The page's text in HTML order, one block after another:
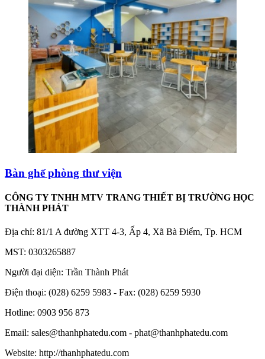
Bàn ghế phòng thư viện
CÔNG TY TNHH MTV TRANG THIẾT BỊ TRƯỜNG HỌC
THÀNH PHÁT
Địa chỉ: 81/1 A đường XTT 4-3, Ấp 4, Xã Bà Điểm, Tp. HCM
MST: 0303265887
Người đại diện: Trần Thành Phát
Điện thoại: (028) 6259 5983 - Fax: (028) 6259 5930
Hotline: 0903 956 873
Email: sales@thanhphatedu.com - phat@thanhphatedu.com
Website: http://thanhphatedu.com